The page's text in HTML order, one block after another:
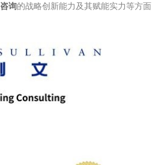
询的战略创新能力及其赋能实力等方面